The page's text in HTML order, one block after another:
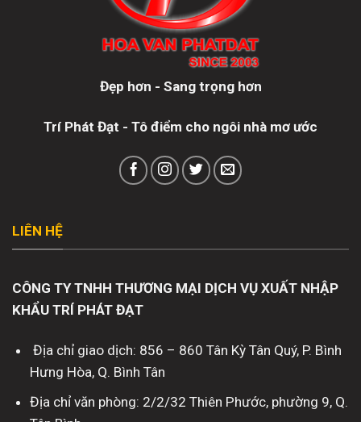
Đẹp hơn - Sang trọng hơn
Trí Phát Đạt - Tô điểm cho ngôi nhà mơ ước
LIÊN HỆ
CÔNG TY TNHH THƯƠNG MẠI DỊCH VỤ XUẤT NHẬP
KHẨU TRÍ PHÁT ĐẠT
Địa chỉ giao dịch: 856 – 860 Tân Kỳ Tân Quý, P. Bình
Hưng Hòa, Q. Bình Tân
Địa chỉ văn phòng: 2/2/32 Thiên Phước, phường 9, Q.